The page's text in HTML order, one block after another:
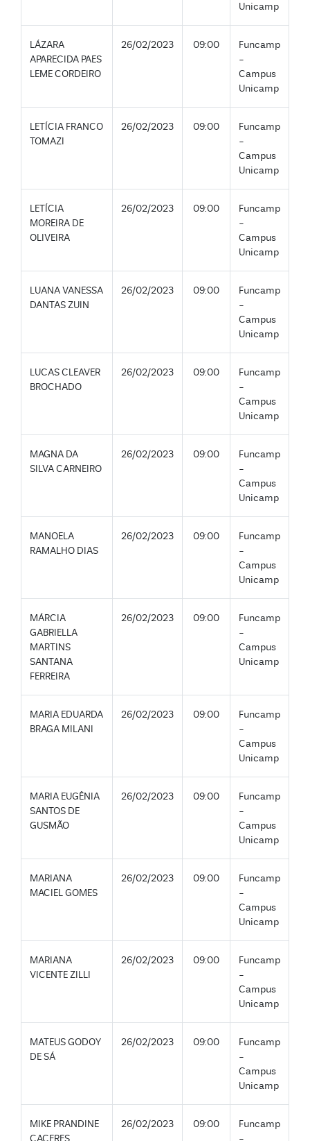
Unicamp
LÁZARA
APARECIDA PAES
LEME CORDEIRO
26/02/2023 09:00
Funcamp
-
Campus
Unicamp
LETÍCIA FRANCO
TOMAZI
26/02/2023 09:00
Funcamp
-
Campus
Unicamp
LETÍCIA
MOREIRA DE
OLIVEIRA
26/02/2023 09:00
Funcamp
-
Campus
Unicamp
LUANA VANESSA
DANTAS ZUIN
26/02/2023 09:00
Funcamp
-
Campus
Unicamp
LUCAS CLEAVER
BROCHADO
26/02/2023 09:00
Funcamp
-
Campus
Unicamp
MAGNA DA
SILVA CARNEIRO
26/02/2023 09:00
Funcamp
-
Campus
Unicamp
MANOELA
RAMALHO DIAS
26/02/2023 09:00
Funcamp
-
Campus
Unicamp
MÁRCIA
GABRIELLA
MARTINS
SANTANA
FERREIRA
26/02/2023 09:00
Funcamp
-
Campus
Unicamp
MARIA EDUARDA
BRAGA MILANI
26/02/2023 09:00
Funcamp
-
Campus
Unicamp
MARIA EUGÊNIA
SANTOS DE
GUSMÃO
26/02/2023 09:00
Funcamp
-
Campus
Unicamp
MARIANA
MACIEL GOMES
26/02/2023 09:00
Funcamp
-
Campus
Unicamp
MARIANA
VICENTE ZILLI
26/02/2023 09:00
Funcamp
-
Campus
Unicamp
MATEUS GODOY
DE SÁ
26/02/2023 09:00
Funcamp
-
Campus
Unicamp
MIKE PRANDINE
CACERES
26/02/2023 09:00
Funcamp
-